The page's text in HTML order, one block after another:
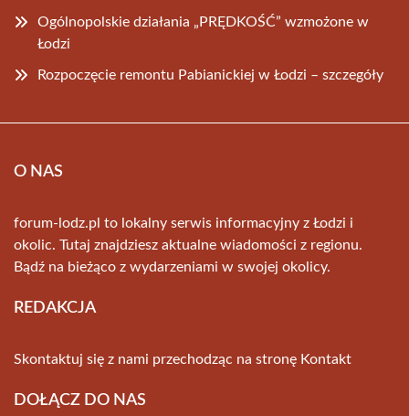
Ogólnopolskie działania „PRĘDKOŚĆ” wzmożone w
Łodzi
Rozpoczęcie remontu Pabianickiej w Łodzi – szczegóły
O NAS
forum-lodz.pl to lokalny serwis informacyjny z Łodzi i
okolic. Tutaj znajdziesz aktualne wiadomości z regionu.
Bądź na bieżąco z wydarzeniami w swojej okolicy.
REDAKCJA
Skontaktuj się z nami przechodząc na stronę Kontakt
DOŁĄCZ DO NAS